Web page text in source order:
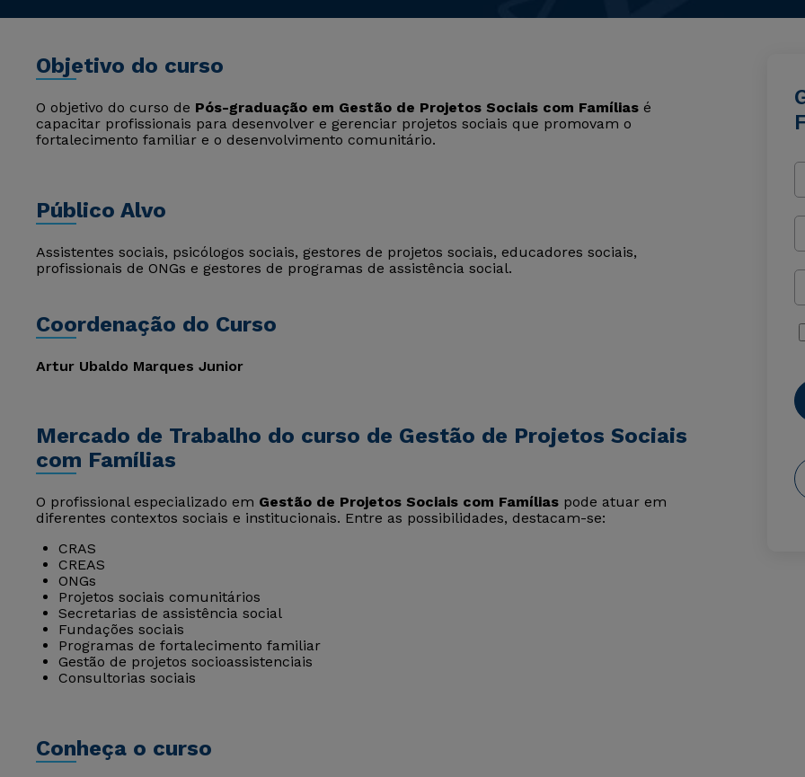
Objetivo do curso
O objetivo do curso de Pós-graduação em Gestão de Projetos Sociais com Famílias é
capacitar profissionais para desenvolver e gerenciar projetos sociais que promovam o
fortalecimento familiar e o desenvolvimento comunitário.
Público Alvo
Assistentes sociais, psicólogos sociais, gestores de projetos sociais, educadores sociais,
profissionais de ONGs e gestores de programas de assistência social.
Coordenação do Curso
Artur Ubaldo Marques Junior
Mercado de Trabalho do curso de Gestão de Projetos Sociais
com Famílias
O profissional especializado em Gestão de Projetos Sociais com Famílias pode atuar em
diferentes contextos sociais e institucionais. Entre as possibilidades, destacam-se:
CRAS
CREAS
ONGs
Projetos sociais comunitários
Secretarias de assistência social
Fundações sociais
Programas de fortalecimento familiar
Gestão de projetos socioassistenciais
Consultorias sociais
Conheça o curso